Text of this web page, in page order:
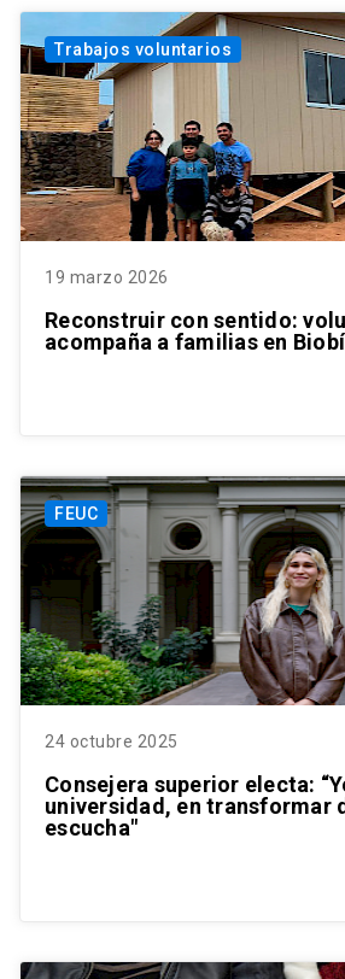
Trabajos voluntarios
19 marzo 2026
Reconstruir con sentido:
acompaña a familias en
FEUC
24 octubre 2025
Consejera superior electa:
universidad, en transformar
escucha"